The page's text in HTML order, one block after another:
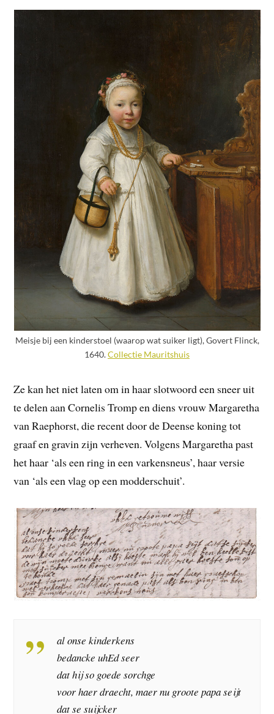
Meisje bij een kinderstoel (waarop wat suiker ligt), Govert Flinck,
1640.Collectie Mauritshuis
Ze kan het niet laten om in haar slotwoord een sneer uit
te delen aan Cornelis Tromp en diens vrouw Margaretha
van Raephorst, die recent door de Deense koning tot
graaf en gravin zijn verheven. Volgens Margaretha past
het haar ‘als een ring in een varkensneus’, haar versie
van ‘als een vlag op een modderschuit’.
al onse kinderkens
bedancke uhEd seer
dat hij so goede sorchge
voor haer draecht, maer nu groote papa seijt
dat se suijcker